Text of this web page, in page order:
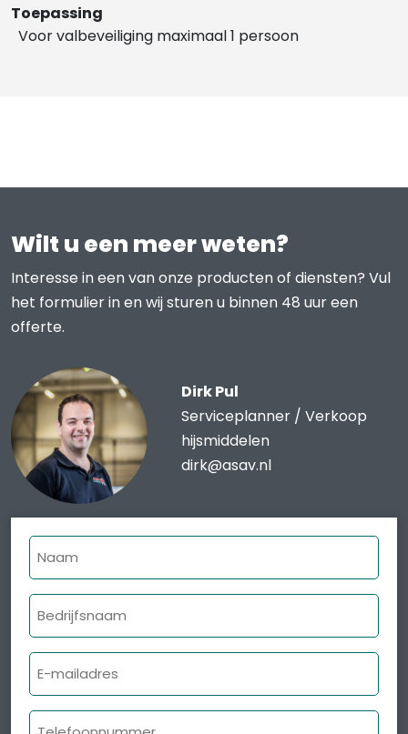
Toepassing
Voor valbeveiliging maximaal 1 persoon
Wilt u een meer weten?
Interesse in een van onze producten of diensten? Vul
het formulier in en wij sturen u binnen 48 uur een
offerte.
Dirk Pul
Serviceplanner / Verkoop
hijsmiddelen
dirk@asav.nl
Naam
Bedrijfsnaam
E-
mailadres
Telefoonnummer